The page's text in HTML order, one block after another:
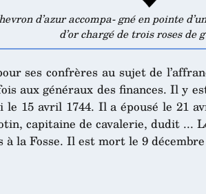
d’azur accompa- gné en pointe
d’or chargé de trois roses de
ses confrères au sujet de
aux généraux des finances. Il y
15 avril 1744. Il a épousé le 21
capitaine de cavalerie, dudit ...
la Fosse. Il est mort le 9